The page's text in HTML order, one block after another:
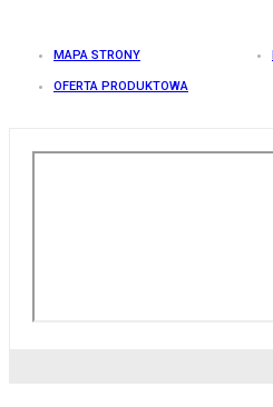
MAPA STRONY
OFERTA PRODUKTOWA